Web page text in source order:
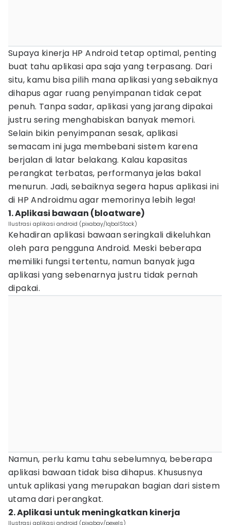
Supaya kinerja HP Android tetap optimal, penting
buat tahu aplikasi apa saja yang terpasang. Dari
situ, kamu bisa pilih mana aplikasi yang sebaiknya
dihapus agar ruang penyimpanan tidak cepat
penuh. Tanpa sadar, aplikasi yang jarang dipakai
justru sering menghabiskan banyak memori.
Selain bikin penyimpanan sesak, aplikasi
semacam ini juga membebani sistem karena
berjalan di latar belakang. Kalau kapasitas
perangkat terbatas, performanya jelas bakal
menurun. Jadi, sebaiknya segera hapus aplikasi ini
di HP Androidmu agar memorinya lebih lega!
1. Aplikasi bawaan (bloatware)
Ilustrasi aplikasi android (pixabay/IqbalStock)
Kehadiran aplikasi bawaan seringkali dikeluhkan
oleh para pengguna Android. Meski beberapa
memiliki fungsi tertentu, namun banyak juga
aplikasi yang sebenarnya justru tidak pernah
dipakai.
Namun, perlu kamu tahu sebelumnya, beberapa
aplikasi bawaan tidak bisa dihapus. Khususnya
untuk aplikasi yang merupakan bagian dari sistem
utama dari perangkat.
2. Aplikasi untuk meningkatkan kinerja
Ilustrasi aplikasi android (pixabay/pexels)